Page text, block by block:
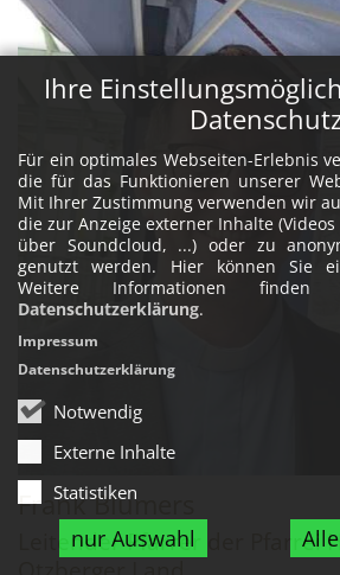
Ihre
Für ein optimales Webseiten-Erlebnis
die für das Funktionieren unserer
Mit Ihrer Zustimmung verwenden wir
die zur Anzeige externer Inhalte
über Soundcloud, ...) oder zu
genutzt werden. Hier können Sie
Weitere Informationen
Datenschutzerklärung.
Notwendig
Externe Inhalte
Statistiken
nur Auswahl
Impressum
Datenschutzerklärung
FrankBlumers
Leitender Pfarrer der Pfarrei